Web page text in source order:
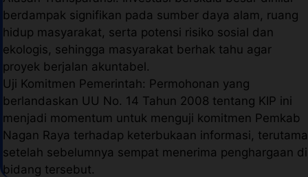
berdampak signifikan pada sumber daya alam, ruang
hidup masyarakat, serta potensi risiko sosial dan
ekologis, sehingga masyarakat berhak tahu agar
proyek berjalan akuntabel.
Uji Komitmen Pemerintah: Permohonan yang
berlandaskan UU No. 14 Tahun 2008 tentang KIP ini
menjadi momentum untuk menguji komitmen Pemkab
Nagan Raya terhadap keterbukaan informasi, terutama
setelah sebelumnya sempat menerima penghargaan di
bidang tersebut.